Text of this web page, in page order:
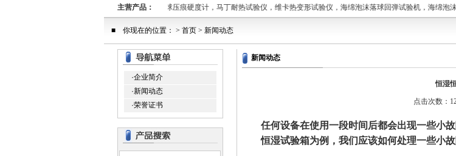
主营产品：
熔融指数仪,电压击穿试验仪，塑料球压痕硬度计，马丁耐热试验仪，维卡热变形试验仪，海绵泡沫落球回弹试验机，海绵
■ 你现在的位置： > 首页> 新闻动态
·企业简介
·新闻动态
·荣誉证书
新闻动态
恒湿
点击次数：
任何设备在使用一段时间后都会出现一些小
恒湿试验箱为例，我们应该如何处理一些小故